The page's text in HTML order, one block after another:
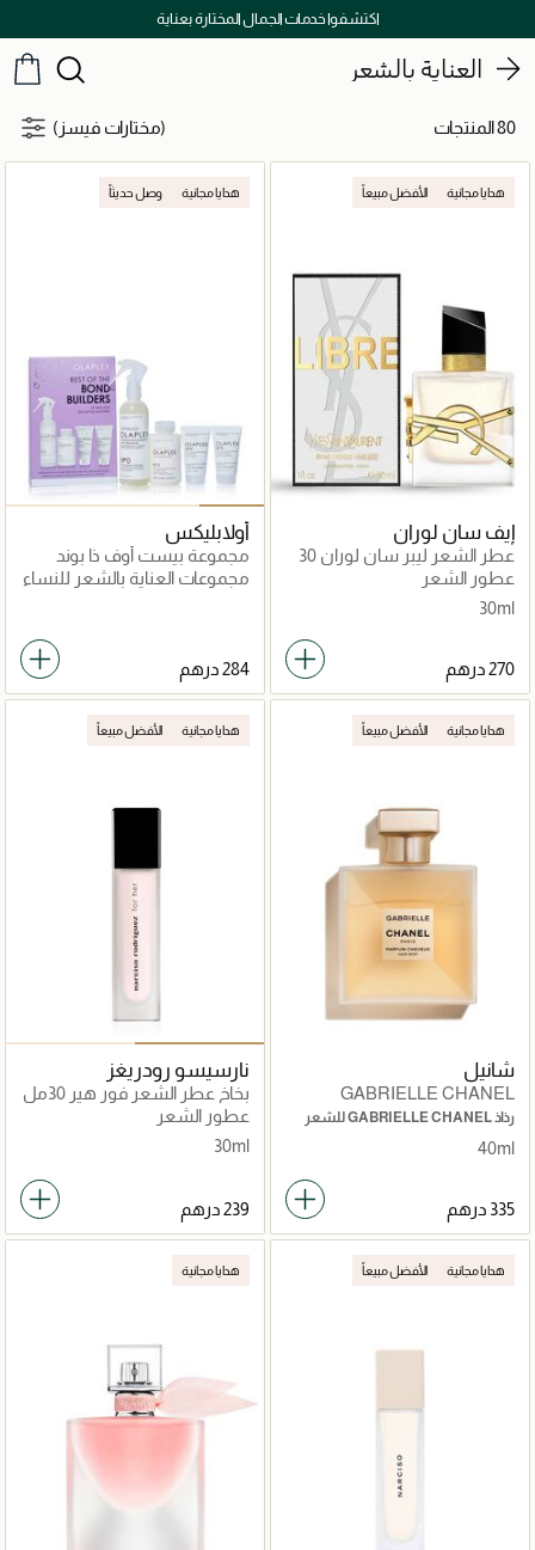
توصيل سريع على جميع الطلبات ما فوق 299 درهم
العناية بالشعر
80 المنتجات (مختارات فيسز)
هدايا مجانية الأفضل مبيعاً
إيف سان لوران
عطر الشعر ليبر سان لوران 30
مل
عطور الشعر
30ml
هدايا مجانية وصل حديثاً
أولابليكس
مجموعة بيست أوف ذا بوند
بيلدرز
مجموعات العناية بالشعر للنساء
هدايا مجانية الأفضل مبيعاً
شانيل
GABRIELLE CHANEL
رذاذ GABRIELLE CHANEL للشعر
40ml
هدايا مجانية الأفضل مبيعاً
نارسيسو رودريغز
بخاخ عطر الشعر فور هير 30مل
عطور الشعر
30ml
هدايا مجانية الأفضل مبيعاً هدايا مجانية